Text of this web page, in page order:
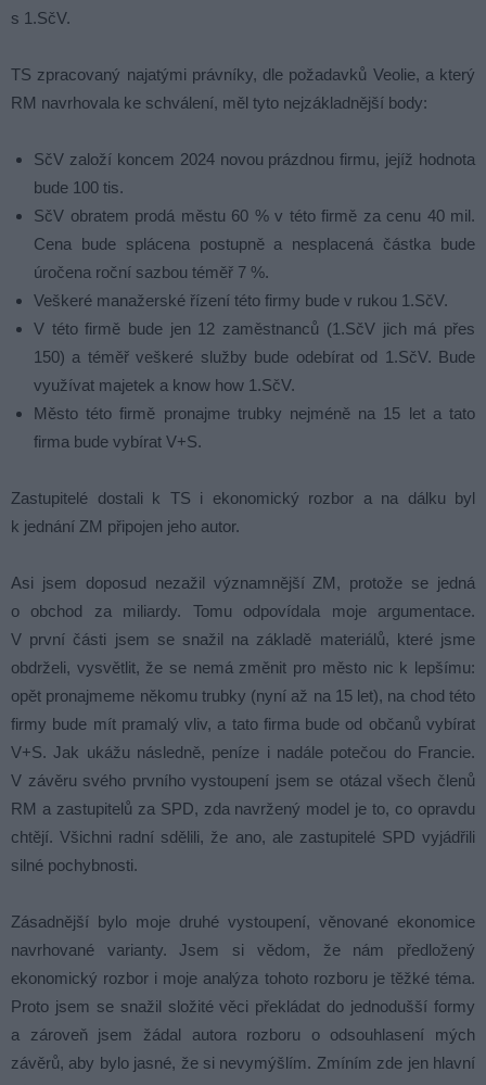
s 1.SčV.
TS zpracovaný najatými právníky, dle požadavků Veolie, a který
RM navrhovala ke schválení, měl tyto nejzákladnější body:
SčV založí koncem 2024 novou prázdnou firmu, jejíž hodnota
bude 100 tis.
SčV obratem prodá městu 60 % v této firmě za cenu 40 mil.
Cena bude splácena postupně a nesplacená částka bude
úročena roční sazbou téměř 7 %.
Veškeré manažerské řízení této firmy bude v rukou 1.SčV.
V této firmě bude jen 12 zaměstnanců (1.SčV jich má přes
150) a téměř veškeré služby bude odebírat od 1.SčV. Bude
využívat majetek a know how 1.SčV.
Město této firmě pronajme trubky nejméně na 15 let a tato
firma bude vybírat V+S.
Zastupitelé dostali k TS i ekonomický rozbor a na dálku byl
k jednání ZM připojen jeho autor.
Asi jsem doposud nezažil významnější ZM, protože se jedná
o obchod za miliardy. Tomu odpovídala moje argumentace.
V první části jsem se snažil na základě materiálů, které jsme
obdrželi, vysvětlit, že se nemá změnit pro město nic k lepšímu:
opět pronajmeme někomu trubky (nyní až na 15 let), na chod této
firmy bude mít pramalý vliv, a tato firma bude od občanů vybírat
V+S. Jak ukážu následně, peníze i nadále potečou do Francie.
V závěru svého prvního vystoupení jsem se otázal všech členů
RM a zastupitelů za SPD, zda navržený model je to, co opravdu
chtějí. Všichni radní sdělili, že ano, ale zastupitelé SPD vyjádřili
silné pochybnosti.
Zásadnější bylo moje druhé vystoupení, věnované ekonomice
navrhované varianty. Jsem si vědom, že nám předložený
ekonomický rozbor i moje analýza tohoto rozboru je těžké téma.
Proto jsem se snažil složité věci překládat do jednodušší formy
a zároveň jsem žádal autora rozboru o odsouhlasení mých
závěrů, aby bylo jasné, že si nevymýšlím. Zmíním zde jen hlavní